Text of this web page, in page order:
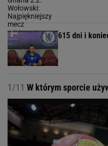
615 dni i
1/11 W którym sporcie